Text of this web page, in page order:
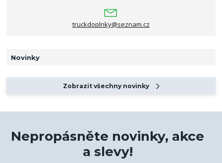
truckdoplnky@seznam.cz
Novinky
Zobrazit všechny novinky
Nepropásněte novinky, akce
a slevy!